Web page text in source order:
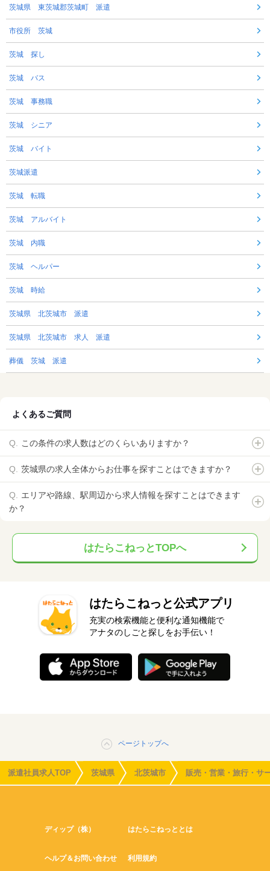
茨城県 東茨城郡茨城町 派遣
市役所 茨城
茨城 探し
茨城 バス
茨城 事務職
茨城 シニア
茨城 バイト
茨城派遣
茨城 転職
茨城 アルバイト
茨城 内職
茨城 ヘルパー
茨城 時給
茨城県 北茨城市 派遣
茨城県 北茨城市 求人 派遣
葬儀 茨城 派遣
よくあるご質問
この条件の求人数はどのくらいありますか？
茨城県の求人全体からお仕事を探すことはできますか？
エリアや路線、駅周辺から求人情報を探すことはできます
か？
はたらこねっとTOPへ
はたらこねっと公式アプリ
充実の検索機能と便利な通知機能で
アナタのしごと探しをお手伝い！
ページトップへ
派遣社員求人TOP 茨城県 北茨城市 販売・営業・旅行・サ
ディップ（株） はたらこねっととは
ヘルプ＆お問い合わせ 利用規約